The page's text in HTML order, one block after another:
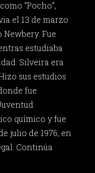
“Pocho”,
el 13 de marzo
Newbery. Fue
estudiaba
Silveira era
sus estudios
fue
químico y fue
julio de 1976, en
Continúa